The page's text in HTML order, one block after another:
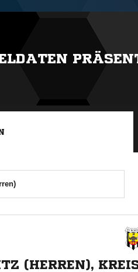
(HERREN),